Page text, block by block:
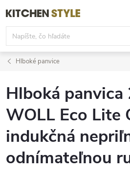
na
obsah
Hlboké panvice
Hlboká panvica
WOLL Eco Lite
indukčná
odnímateľnou